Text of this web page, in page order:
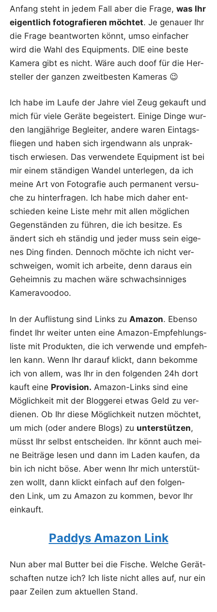
Anfang steht in jedem Fall aber die Fra­ge, was Ihr
eigent­lich foto­gra­fie­ren möch­tet. Je genau­er Ihr
die Fra­ge beant­wor­ten könnt, umso ein­fa­cher
wird die Wahl des Equip­ments. DIE eine bes­te
Kame­ra gibt es nicht. Wäre auch doof für die Her­
stel­ler der gan­zen zweit­bes­ten Kameras 😉
Ich habe im Lau­fe der Jah­re viel Zeug gekauft und
mich für vie­le Gerä­te begeis­tert. Eini­ge Din­ge wur­
den lang­jäh­ri­ge Beglei­ter, ande­re waren Ein­tags­
flie­gen und haben sich irgend­wann als unprak­
tisch erwie­sen. Das ver­wen­de­te Equip­ment ist bei
mir einem stän­di­gen Wan­del unter­le­gen, da ich
mei­ne Art von Foto­gra­fie auch per­ma­nent ver­su­
che zu hin­ter­fra­gen. Ich habe mich daher ent­
schie­den kei­ne Lis­te mehr mit allen mög­li­chen
Gegen­stän­den zu füh­ren, die ich besit­ze. Es
ändert sich eh stän­dig und jeder muss sein eige­
nes Ding fin­den. Den­noch möch­te ich nicht ver­
schwei­gen, womit ich arbei­te, denn dar­aus ein
Geheim­nis zu machen wäre schwach­sin­ni­ges
Kameravoodoo.
In der Auf­lis­tung sind Links zu Ama­zon. Eben­so
fin­det Ihr wei­ter unten eine Ama­zon-Emp­feh­lungs­
lis­te mit Pro­duk­ten, die ich ver­wen­de und emp­feh­
len kann. Wenn Ihr dar­auf klickt, dann bekom­me
ich von allem, was Ihr in den fol­gen­den 24h dort
kauft eine Pro­vi­si­on. Ama­zon-Links sind eine
Mög­lich­keit mit der Blog­ge­rei etwas Geld zu ver­
die­nen. Ob Ihr die­se Mög­lich­keit nut­zen möch­tet,
um mich (oder ande­re Blogs) zu unter­stüt­zen,
müsst Ihr selbst ent­schei­den. Ihr könnt auch mei­
ne Bei­trä­ge lesen und dann im Laden kau­fen, da
bin ich nicht böse. Aber wenn Ihr mich unter­stüt­
zen wollt, dann klickt ein­fach auf den fol­gen­
den Link, um zu Ama­zon zu kom­men, bevor Ihr
einkauft.
Paddys Amazon Link
Nun aber mal But­ter bei die Fische. Wel­che Gerät­
schaf­ten nut­ze ich? Ich lis­te nicht alles auf, nur ein
paar Zei­len zum aktu­el­len Stand.